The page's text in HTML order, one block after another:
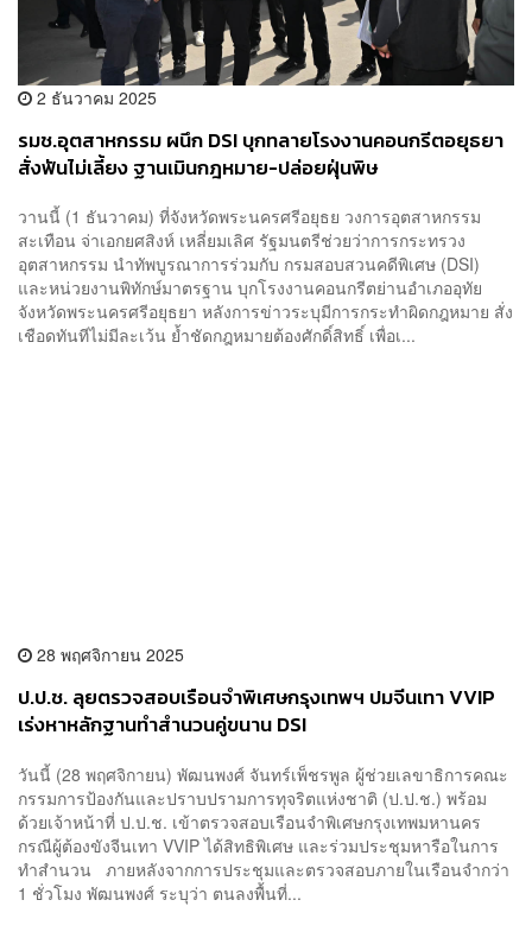
2 ธันวาคม 2025
รมช.อุตสาหกรรม ผนึก DSI บุกทลายโรงงานคอนกรีตอยุธยา
สั่งฟันไม่เลี้ยง ฐานเมินกฎหมาย-ปล่อยฝุ่นพิษ
วานนี้ (1 ธันวาคม) ที่จังหวัดพระนครศรีอยุธย วงการอุตสาหกรรม
สะเทือน จ่าเอกยศสิงห์ เหลี่ยมเลิศ รัฐมนตรีช่วยว่าการกระทรวง
อุตสาหกรรม นำทัพบูรณาการร่วมกับ กรมสอบสวนคดีพิเศษ (DSI)
และหน่วยงานพิทักษ์มาตรฐาน บุกโรงงานคอนกรีตย่านอำเภออุทัย
จังหวัดพระนครศรีอยุธยา หลังการข่าวระบุมีการกระทำผิดกฎหมาย สั่ง
เชือดทันทีไม่มีละเว้น ย้ำชัดกฎหมายต้องศักดิ์สิทธิ์ เพื่อเ...
28 พฤศจิกายน 2025
ป.ป.ช. ลุยตรวจสอบเรือนจำพิเศษกรุงเทพฯ ปมจีนเทา VVIP
เร่งหาหลักฐานทำสำนวนคู่ขนาน DSI
วันนี้ (28 พฤศจิกายน) พัฒนพงศ์ จันทร์เพ็ชรพูล ผู้ช่วยเลขาธิการคณะ
กรรมการป้องกันและปราบปรามการทุจริตแห่งชาติ (ป.ป.ช.) พร้อม
ด้วยเจ้าหน้าที่ ป.ป.ช. เข้าตรวจสอบเรือนจำพิเศษกรุงเทพมหานคร
กรณีผู้ต้องขังจีนเทา VVIP ได้สิทธิพิเศษ และร่วมประชุมหารือในการ
ทำสำนวน ภายหลังจากการประชุมและตรวจสอบภายในเรือนจำกว่า
1 ชั่วโมง พัฒนพงศ์ ระบุว่า ตนลงพื้นที่...